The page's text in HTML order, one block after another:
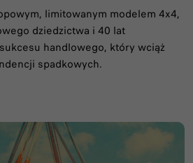
limitowanym modelem 4x4,
dziedzictwa i 40 lat
handlowego, który wciąż
spadkowych.